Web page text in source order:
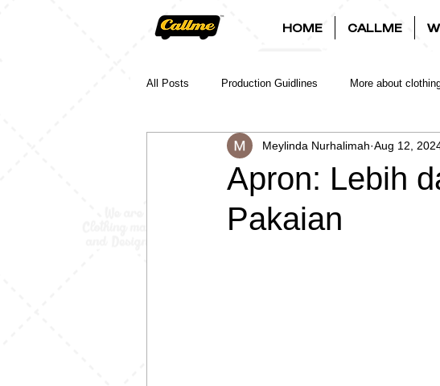
HOME CALLME
All Posts Production Guidlines More about
Apron: Lebih
Pakaian
Meylinda Nurhalimah Aug 12,